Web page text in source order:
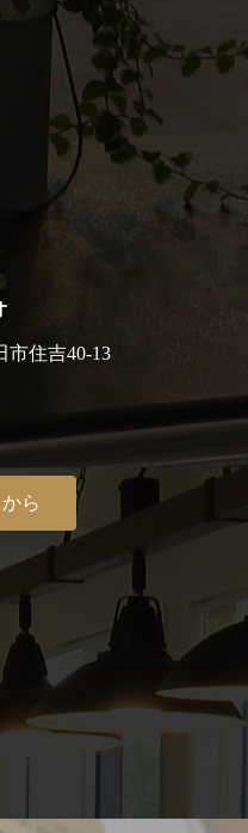
住吉40-13
ら